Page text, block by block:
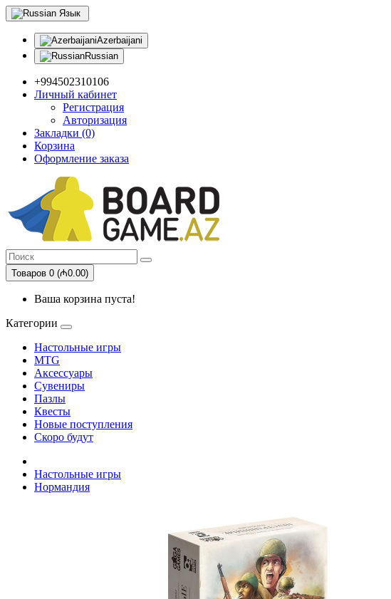
Язык
Azerbaijani
Russian
+994502310106
Личный кабинет
Регистрация
Авторизация
Закладки (0)
Корзина
Оформление заказа
Товаров 0 (₼0.00)
Ваша корзина пуста!
Категории
Настольные игры
MTG
Аксессуары
Сувениры
Пазлы
Квесты
Новые поступления
Скоро будут
Настольные игры
Нормандия